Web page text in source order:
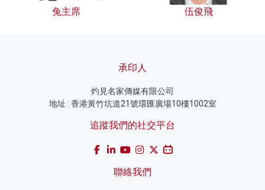
兔主席 伍俊飛
承印人
灼見名家傳媒有限公司
地址 : 香港黃竹坑道21號環匯廣場10樓1002室
追蹤我們的社交平台
聯絡我們